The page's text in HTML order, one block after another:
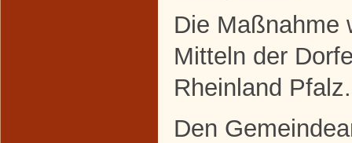
Die Maßnahme
Mitteln der
Rheinland Pfalz.
Den